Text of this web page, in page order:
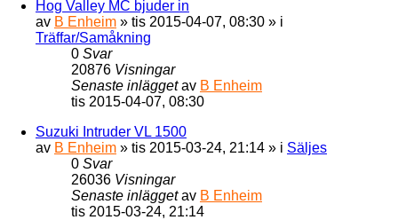
Hog Valley MC bjuder in
av B Enheim » tis 2015-04-07, 08:30 » i
Träffar/Samåkning
0 Svar
20876 Visningar
Senaste inläggetav B Enheim
tis 2015-04-07, 08:30
Suzuki Intruder VL 1500
av B Enheim » tis 2015-03-24, 21:14 » i Säljes
0 Svar
26036 Visningar
Senaste inläggetav B Enheim
tis 2015-03-24, 21:14